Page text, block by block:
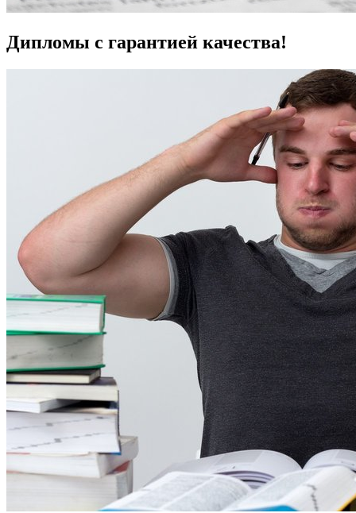
Дипломы с гарантией качества!